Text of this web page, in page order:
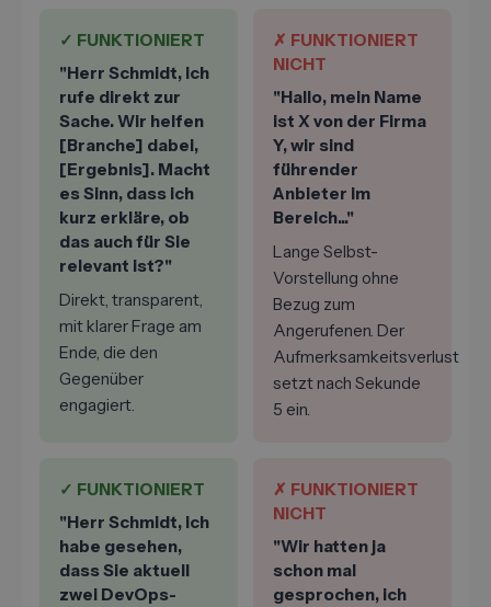
✓ FUNKTIONIERT
"Herr Schmidt, ich
rufe direkt zur
Sache. Wir helfen
[Branche] dabei,
[Ergebnis]. Macht
es Sinn, dass ich
kurz erkläre, ob
das auch für Sie
relevant ist?"
Direkt, transparent,
mit klarer Frage am
Ende, die den
Gegenüber
engagiert.
✗ FUNKTIONIERT
NICHT
"Hallo, mein Name
ist X von der Firma
Y, wir sind
führender
Anbieter im
Bereich..."
Lange Selbst-
Vorstellung ohne
Bezug zum
Angerufenen. Der
Aufmerksamkeitsverlust
setzt nach Sekunde
5 ein.
✓ FUNKTIONIERT
"Herr Schmidt, ich
habe gesehen,
dass Sie aktuell
zwei DevOps-
✗ FUNKTIONIERT
NICHT
"Wir hatten ja
schon mal
gesprochen, ich